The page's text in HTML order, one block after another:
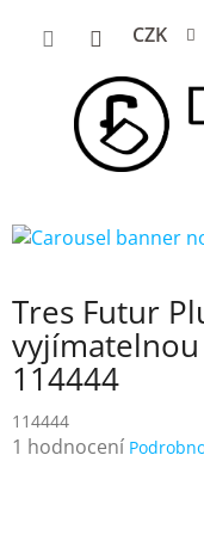
CZK
Tres Futur
114444
114444
Průměrné
1 hodnocení